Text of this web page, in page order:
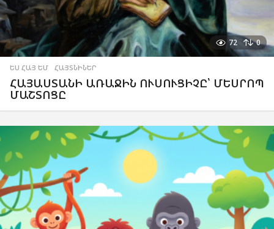
72 0
ԵՍ ՀԱՅ ԵՄ ,ՀԱՅՏՆԻՆԵՐ
ՀԱՅԱՍՏԱՆԻ ԱՌԱՋԻՆ ՈՒՍՈՒՑԻՉԸ՝ ՄԵՍՐՈՊ
ՄԱՇՏՈՑԸ